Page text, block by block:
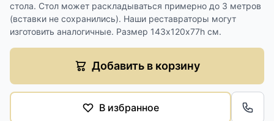
стола. Стол может раскладываться примерно до 3 метров
(вставки не сохранились). Наши реставраторы могут
изготовить аналогичные. Размер 143х120х77h см.
Добавить в корзину
В избранное